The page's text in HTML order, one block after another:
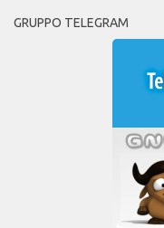
GRUPPO TELEGRAM